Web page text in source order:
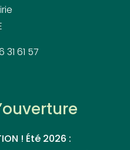
31 61 57
! Été 2026 :